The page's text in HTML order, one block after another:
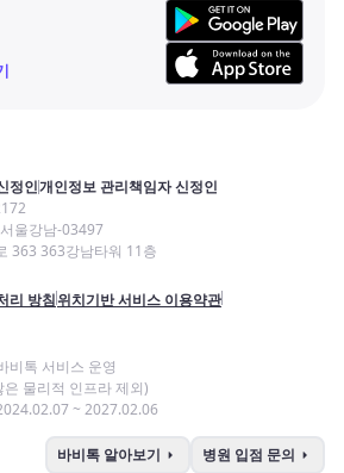
정인개인정보 관리책임자 신정인
울강남-03497
363 363강남타워 11층
리 방침위치기반 서비스 이용약관
비톡 서비스 운영
물리적 인프라 제외)
~ 2027.02.06
바비톡 알아보기 arrow_right 병원 입점 문의 arrow_right